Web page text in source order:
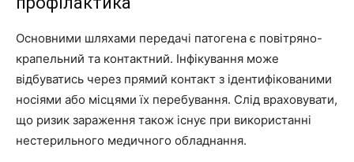
Основними шляхами передачі патогена є повітряно-
крапельний та контактний. Інфікування може
відбуватись через прямий контакт з ідентифікованими
носіями або місцями їх перебування. Слід враховувати,
що ризик зараження також існує при використанні
нестерильного медичного обладнання.